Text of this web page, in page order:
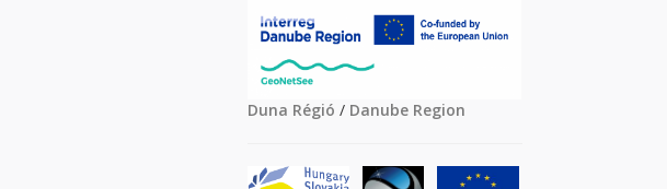
Duna Régió / Danube Region